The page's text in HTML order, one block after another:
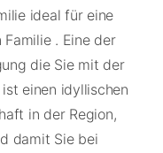
ideal für eine
. Eine der
die Sie mit der
einen idyllischen
in der Region,
damit Sie bei